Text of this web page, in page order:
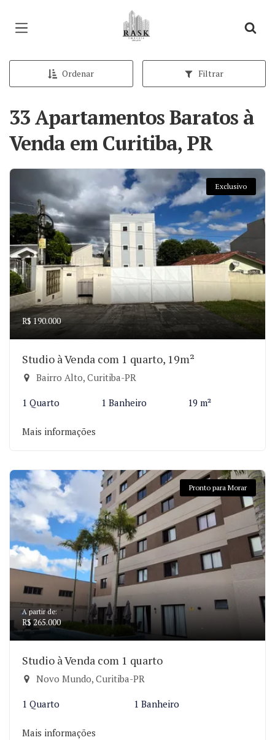
Página inicial
Ordenar Filtrar
33 Apartamentos Baratos à
Venda em Curitiba, PR
Exclusivo
R$ 190.000
Studio à Venda com 1 quarto, 19m²
Bairro Alto, Curitiba-PR
1 Quarto 1 Banheiro 19 m²
Mais informações
Pronto para Morar
A partir de:
R$ 265.000
Studio à Venda com 1 quarto
Novo Mundo, Curitiba-PR
1 Quarto 1 Banheiro
Mais informações